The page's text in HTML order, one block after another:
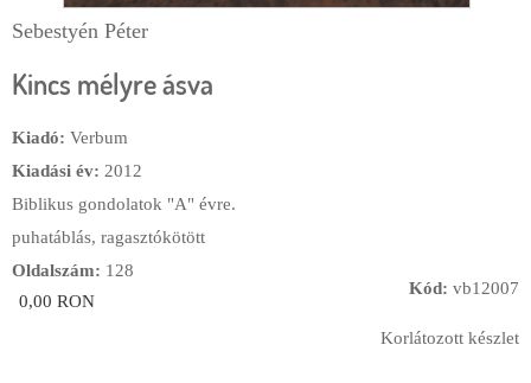
Sebestyén Péter
Kincs mélyre ásva
Kiadó: Verbum
Kiadási év: 2012
Biblikus gondolatok "A" évre.
puhatáblás, ragasztókötött
Oldalszám: 128
0,00 RON
Korlátozott készlet
Kód: vb12007